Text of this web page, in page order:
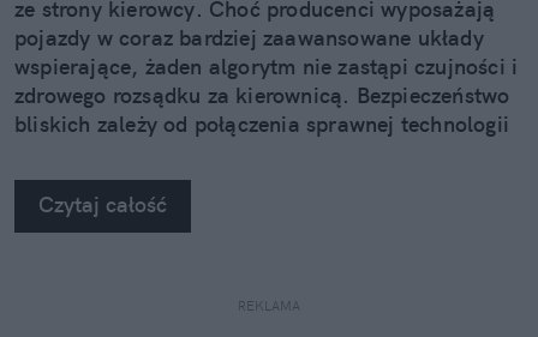
ze strony kierowcy. Choć producenci wyposażają
pojazdy w coraz bardziej zaawansowane układy
wspierające, żaden algorytm nie zastąpi czujności i
zdrowego rozsądku za kierownicą. Bezpieczeństwo
bliskich zależy od połączenia sprawnej technologii
spakowanie bagażu czy regularne odpoczynki.
Przyglądamy się sprawdzonym sposobom na
bezpieczną trasę, które pozwolą cieszyć się
Sprawdź, na co warto zwrócić szczególną uwagę,
Czytaj całość
REKLAMA